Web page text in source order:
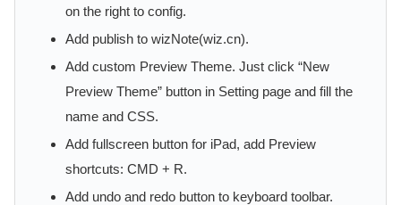
on the right to config.
Add publish to wizNote(wiz.cn).
Add custom Preview Theme. Just click “New
Preview Theme” button in Setting page and fill the
name and CSS.
Add fullscreen button for iPad, add Preview
shortcuts: CMD + R.
Add undo and redo button to keyboard toolbar.